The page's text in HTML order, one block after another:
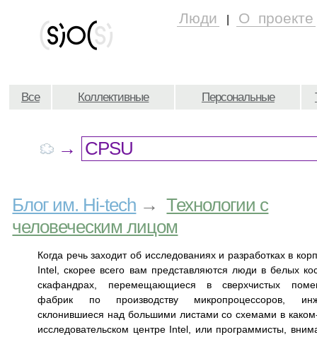
Люди О проекте
Все Коллективные Персональные
→
Блог им. Hi-tech →Технологии c
человеческим лицом
Когда речь заходит об исследованиях и разработках в
Intel, скорее всего вам представляются люди в белых
скафандрах, перемещающиеся в сверхчистых
фабрик по производству микропроцессоров,
склонившиеся над большими листами со схемами в
исследовательском центре Intel, или программисты,